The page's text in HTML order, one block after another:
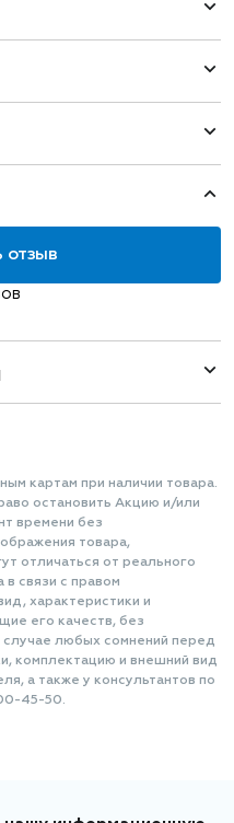
отзыв
картам при наличии товара.
остановить Акцию и/или
времени без
товара,
отличаться от реального
связи с правом
характеристики и
его качеств, без
любых сомнений перед
комплектацию и внешний вид
а также у консультантов по
45-50.